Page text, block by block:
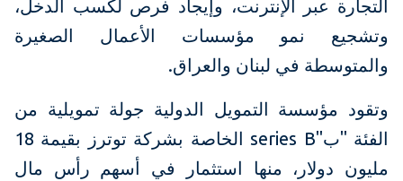
التجارة عبر الإنترنت، وإيجاد فرص لكسب الدخل،
وتشجيع نمو مؤسسات الأعمال الصغيرة
والمتوسطة في لبنان والعراق.
وتقود مؤسسة التمويل الدولية جولة تمويلية من
الفئة "ب"series B الخاصة بشركة توترز بقيمة 18
مليون دولار، منها استثمار في أسهم رأس مال